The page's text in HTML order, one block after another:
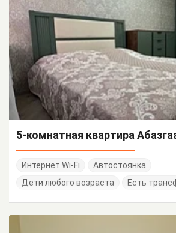
5-комнатная квартира
Интернет Wi-Fi
Автостоянка
Дети любого возраста
Есть